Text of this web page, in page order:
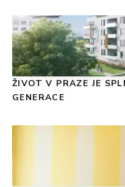
ŽIVOT V PRAZE JE
GENERACE